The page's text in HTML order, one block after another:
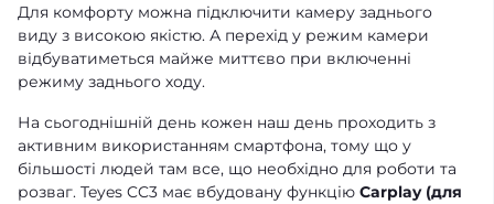
Для комфорту можна підключити камеру заднього
виду з високою якістю. А перехід у режим камери
відбуватиметься майже миттєво при включенні
режиму заднього ходу.
На сьогоднішній день кожен наш день проходить з
активним використанням смартфона, тому що у
більшості людей там все, що необхідно для роботи та
розваг. Teyes CC3 має вбудовану функцію Carplay (для